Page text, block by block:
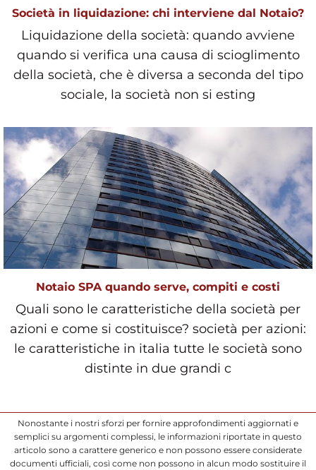
Società in liquidazione: chi interviene dal Notaio?
Liquidazione della società: quando avviene
quando si verifica una causa di scioglimento
della società, che è diversa a seconda del tipo
sociale, la società non si esting
Notaio SPA quando serve, compiti e costi
Quali sono le caratteristiche della società per
azioni e come si costituisce? società per azioni:
le caratteristiche in italia tutte le società sono
distinte in due grandi c
Nonostante i nostri sforzi per fornire approfondimenti aggiornati e
semplici su argomenti complessi, le informazioni riportate in questo
articolo sono a carattere generico e non possono essere considerate
documenti ufficiali, così come non possono in alcun modo sostituire il